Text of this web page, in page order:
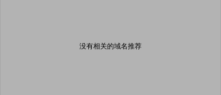
没有相关的域名推荐